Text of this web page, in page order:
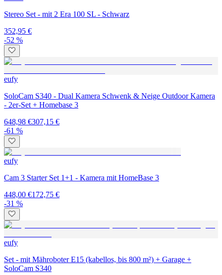
Stereo Set - mit 2 Era 100 SL - Schwarz
352,95 €
-52 %
eufy
SoloCam S340 - Dual Kamera Schwenk & Neige Outdoor Kamera
- 2er-Set + Homebase 3
648,98 €307,15 €
-61 %
eufy
Cam 3 Starter Set 1+1 - Kamera mit HomeBase 3
448,00 €172,75 €
-31 %
eufy
Set - mit Mähroboter E15 (kabellos, bis 800 m²) + Garage +
SoloCam S340